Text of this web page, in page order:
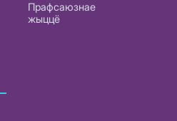
Прафсаюзнае
жыццё